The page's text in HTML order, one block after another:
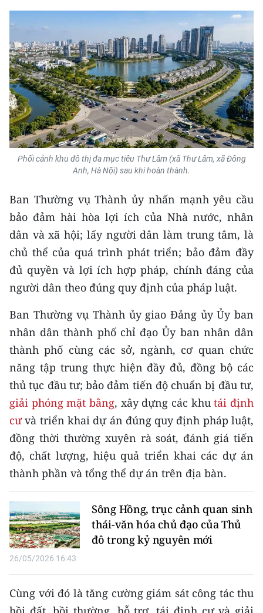
Đồng bằng sông Cửu Long
Chuyên trang Hà Nội
Chuyên trang TP. Hồ Chí Minh
CHUYÊN ĐỀ
CÁC CHUYÊN TRANG
VỀ BÁO NHÂN DÂN
THỜI NAY
NHÂN DÂN CUỐI TUẦN
NHÂN DÂN HẰNG THÁNG
MUA BÁO
ĐỌC BÁO IN
ENGLISH
中文
FRANÇAIS
РУССКИЙ
ESPAÑOL
한국어
Phối cảnh khu đô thị đa mục tiêu Thư Lâm (xã Thư Lâm, xã Đông
Anh, Hà Nội) sau khi hoàn thành.
Ban Thường vụ Thành ủy nhấn mạnh yêu cầu
bảo đảm hài hòa lợi ích của Nhà nước, nhân
dân và xã hội; lấy người dân làm trung tâm, là
chủ thể của quá trình phát triển; bảo đảm đầy
đủ quyền và lợi ích hợp pháp, chính đáng của
người dân theo đúng quy định của pháp luật.
Ban Thường vụ Thành ủy giao Đảng ủy Ủy ban
nhân dân thành phố chỉ đạo Ủy ban nhân dân
thành phố cùng các sở, ngành, cơ quan chức
năng tập trung thực hiện đầy đủ, đồng bộ các
thủ tục đầu tư; bảo đảm tiến độ chuẩn bị đầu tư,
giải phóng mặt bằng, xây dựng các khutái định
cưvà triển khai dự án đúng quy định pháp luật,
đồng thời thường xuyên rà soát, đánh giá tiến
độ, chất lượng, hiệu quả triển khai các dự án
thành phần và tổng thể dự án trên địa bàn.
Sông Hồng, trục cảnh quan sinh
thái-văn hóa chủ đạo của Thủ
đô trong kỷ nguyên mới
26/05/2026 16:43
Cùng với đó là tăng cường giám sát công tác thu